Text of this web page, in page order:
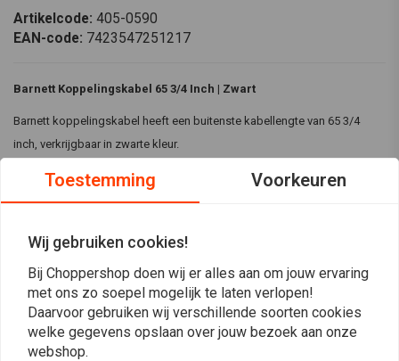
Artikelcode: 405-0590
EAN-code: 7423547251217
Barnett Koppelingskabel 65 3/4 Inch | Zwart
Barnett koppelingskabel heeft een buitenste kabellengte van 65 3/4
inch, verkrijgbaar in zwarte kleur.
Specificaties:
Lees meer
Reviews
Toestemming Voorkeuren
Wij gebruiken cookies!
Bij Choppershop doen wij er alles aan om jouw ervaring
met ons zo soepel mogelijk te laten verlopen!
Daarvoor gebruiken wij verschillende soorten cookies
welke gegevens opslaan over jouw bezoek aan onze
webshop.